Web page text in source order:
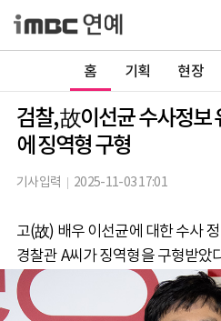
홈 기획 현장
검찰, 故이선균 수사정보
에 징역형 구형
기사입력 2025-11-03 17:01
고(故) 배우 이선균에 대한 수사
경찰관 A씨가 징역형을 구형받았